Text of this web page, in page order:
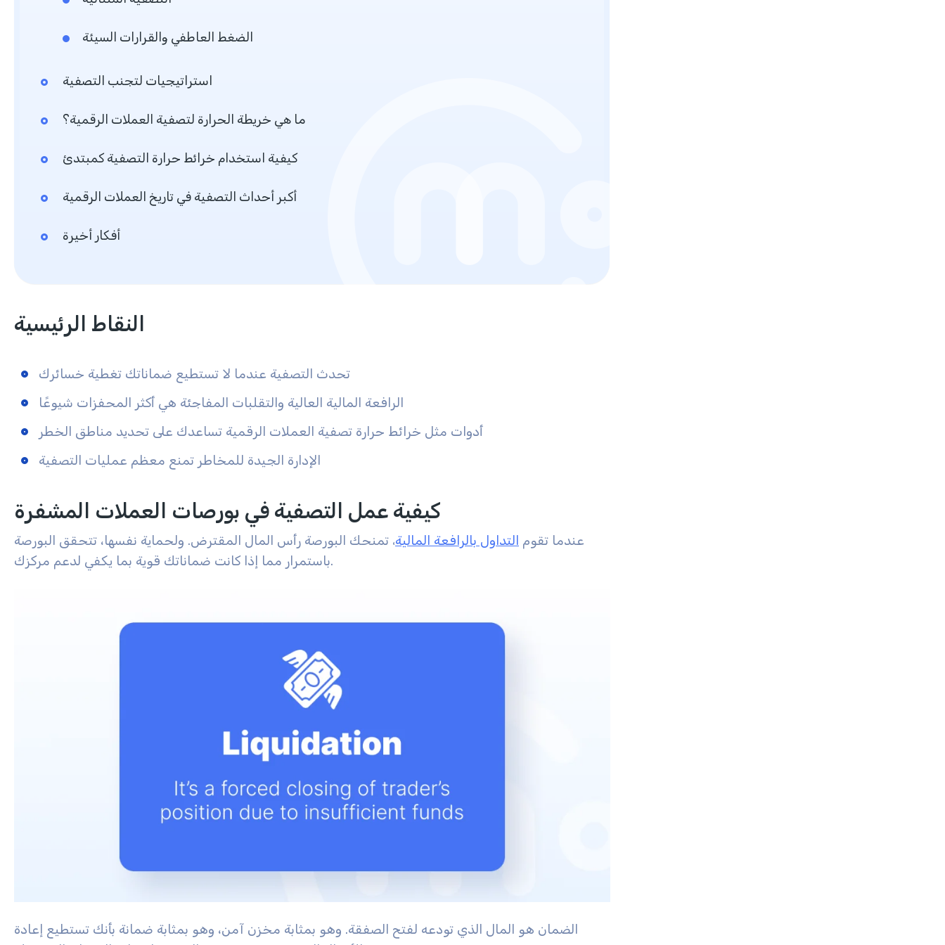
الضغط العاطفي والقرارات السيئة
استراتيجيات لتجنب التصفية
ما هي خريطة الحرارة لتصفية العملات الرقمية؟
كيفية استخدام خرائط حرارة التصفية كمبتدئ
أكبر أحداث التصفية في تاريخ العملات الرقمية
أفكار أخيرة
النقاط الرئيسية
تحدث التصفية عندما لا تستطيع ضماناتك تغطية خسائرك
الرافعة المالية العالية والتقلبات المفاجئة هي أكثر المحفزات شيوعًا
أدوات مثل خرائط حرارة تصفية العملات الرقمية تساعدك على تحديد مناطق الخطر
الإدارة الجيدة للمخاطر تمنع معظم عمليات التصفية
كيفية عمل التصفية في بورصات العملات المشفرة
عندما تقوم التداول بالرافعة المالية، تمنحك البورصة رأس المال المقترض. ولحماية نفسها، تتحقق البورصة
باستمرار مما إذا كانت ضماناتك قوية بما يكفي لدعم مركزك.
الضمان هو المال الذي تودعه لفتح الصفقة. وهو بمثابة مخزن آمن، وهو بمثابة ضمانة بأنك تستطيع إعادة